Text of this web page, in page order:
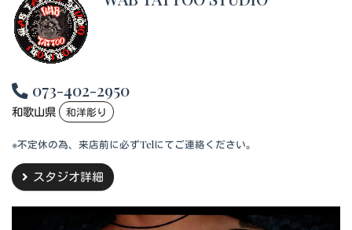
073-402-2950
和歌山県 和洋彫り
※不定休の為、来店前に必ずTelにてご連絡ください。
スタジオ詳細